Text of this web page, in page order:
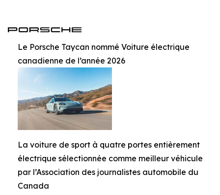
Le Porsche Taycan nommé Voiture électrique
canadienne de l’année 2026
La voiture de sport à quatre portes entièrement
électrique sélectionnée comme meilleur véhicule
par l’Association des journalistes automobile du
Canada